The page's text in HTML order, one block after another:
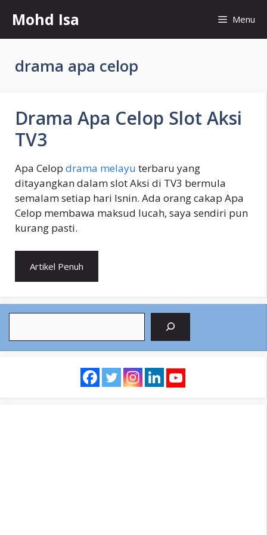
content
Mohd Isa Menu
drama apa celop
Drama Apa Celop Slot Aksi
TV3
Apa Celop drama melayu terbaru yang
ditayangkan dalam slot Aksi di TV3 bermula
semalam setiap hari Isnin. Ada orang cakap Apa
Celop membawa maksud lucah, saya sendiri pun
kurang pasti.
Artikel Penuh